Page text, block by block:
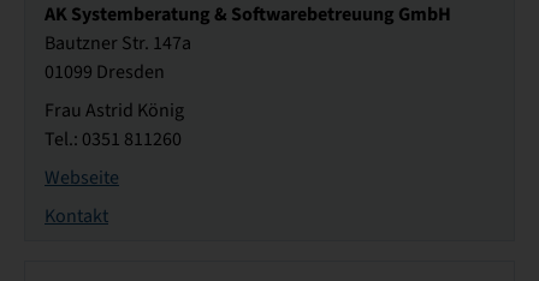
AK Systemberatung & Softwarebetreuung GmbH
Bautzner Str. 147a
01099 Dresden
Frau Astrid König
Tel.: 0351 811260
Webseite
Kontakt